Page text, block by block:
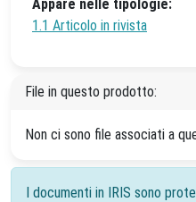
Appare nelle tipologie:
1.1 Articolo in rivista
File in questo prodotto:
Non ci sono file associati a
I documenti in IRIS sono